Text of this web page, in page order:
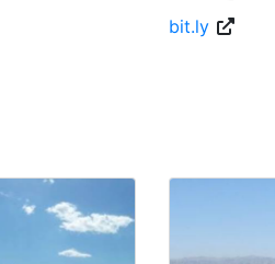
bit.ly